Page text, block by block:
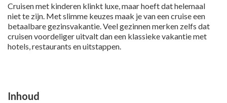
Cruisen met kinderen klinkt luxe, maar hoeft dat helemaal
niet te zijn. Met slimme keuzes maak je van een cruise een
betaalbare gezinsvakantie. Veel gezinnen merken zelfs dat
cruisen voordeliger uitvalt dan een klassieke vakantie met
hotels, restaurants en uitstappen.
Inhoud